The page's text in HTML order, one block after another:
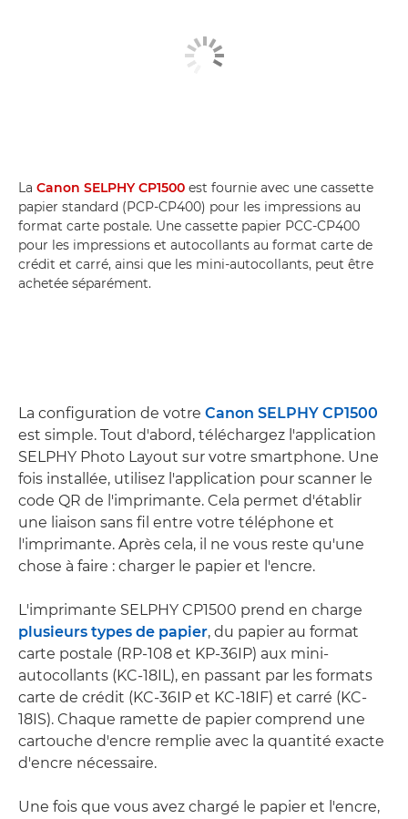
La Canon SELPHY CP1500 est fournie avec une cassette
papier standard (PCP-CP400) pour les impressions au
format carte postale. Une cassette papier PCC-CP400
pour les impressions et autocollants au format carte de
crédit et carré, ainsi que les mini-autocollants, peut être
achetée séparément.
La configuration de votre Canon SELPHY CP1500
est simple. Tout d'abord, téléchargez l'application
SELPHY Photo Layout sur votre smartphone. Une
fois installée, utilisez l'application pour scanner le
code QR de l'imprimante. Cela permet d'établir
une liaison sans fil entre votre téléphone et
l'imprimante. Après cela, il ne vous reste qu'une
chose à faire : charger le papier et l'encre.
L'imprimante SELPHY CP1500 prend en charge
plusieurs types de papier, du papier au format
carte postale (RP-108 et KP-36IP) aux mini-
autocollants (KC-18IL), en passant par les formats
carte de crédit (KC-36IP et KC-18IF) et carré (KC-
18IS). Chaque ramette de papier comprend une
cartouche d'encre remplie avec la quantité exacte
d'encre nécessaire.
Une fois que vous avez chargé le papier et l'encre,